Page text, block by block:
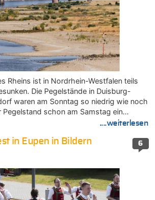
Rheins ist in Nordrhein-Westfalen teils
Die Pegelstände in Duisburg-
waren am Sonntag so niedrig wie noch
Pegelstand schon am Samstag ein…
....weiterlesen
6
in Eupen in Bildern